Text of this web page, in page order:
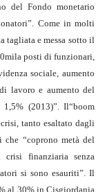
del Fondo monetario
Come in molti
tagliata e messa sotto il
posti di funzionari,
sociale, aumento
lavoro e aumento del
(2013)”. Il“boom
tanto esaltato dagli
“coprono metà del
finanziaria senza
si sono esauriti”. Il
al 30% in Cisgiordania